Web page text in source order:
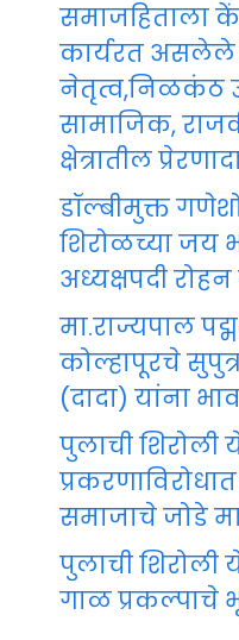
समाजहिताला
कार्यरत असलेले
नेतृत्व,निळकंठ
सामाजिक,
क्षेत्रातील
डॉल्बीमुक्त
शिरोळच्या जय
अध्यक्षपदी
मा.राज्यपाल
कोल्हापूरचे
(दादा) यांना
पुलाची शिरोली
समाजाचे जोडे
पुलाची
गाळ प्रकल्पाचे